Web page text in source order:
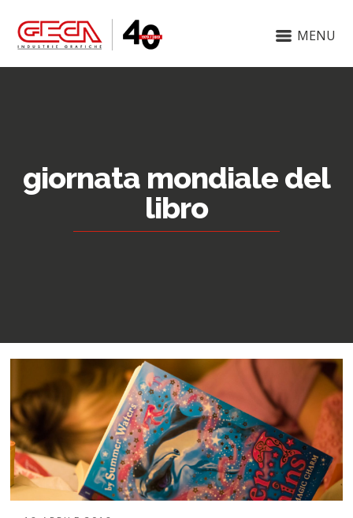
MENU
giornata mondiale del
libro